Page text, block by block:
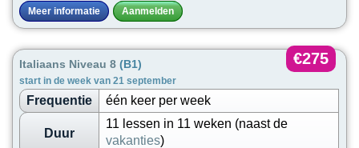
Meer informatie Aanmelden
Italiaans Niveau 8 (B1)
start in de week van 21 september
€275
Frequentie één keer per week
Duur
11 lessen in 11 weken (naast de
vakanties)